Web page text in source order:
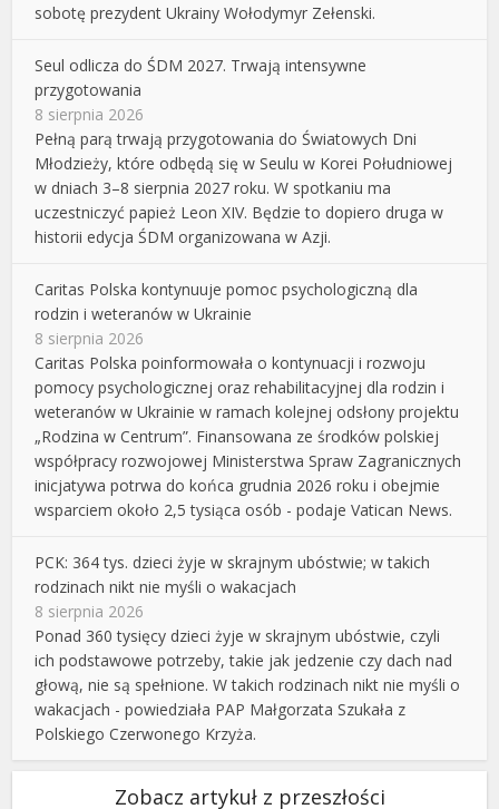
sobotę prezydent Ukrainy Wołodymyr Zełenski.
Seul odlicza do ŚDM 2027. Trwają intensywne
przygotowania
8 sierpnia 2026
Pełną parą trwają przygotowania do Światowych Dni
Młodzieży, które odbędą się w Seulu w Korei Południowej
w dniach 3–8 sierpnia 2027 roku. W spotkaniu ma
uczestniczyć papież Leon XIV. Będzie to dopiero druga w
historii edycja ŚDM organizowana w Azji.
Caritas Polska kontynuuje pomoc psychologiczną dla
rodzin i weteranów w Ukrainie
8 sierpnia 2026
Caritas Polska poinformowała o kontynuacji i rozwoju
pomocy psychologicznej oraz rehabilitacyjnej dla rodzin i
weteranów w Ukrainie w ramach kolejnej odsłony projektu
„Rodzina w Centrum”. Finansowana ze środków polskiej
współpracy rozwojowej Ministerstwa Spraw Zagranicznych
inicjatywa potrwa do końca grudnia 2026 roku i obejmie
wsparciem około 2,5 tysiąca osób - podaje Vatican News.
PCK: 364 tys. dzieci żyje w skrajnym ubóstwie; w takich
rodzinach nikt nie myśli o wakacjach
8 sierpnia 2026
Ponad 360 tysięcy dzieci żyje w skrajnym ubóstwie, czyli
ich podstawowe potrzeby, takie jak jedzenie czy dach nad
głową, nie są spełnione. W takich rodzinach nikt nie myśli o
wakacjach - powiedziała PAP Małgorzata Szukała z
Polskiego Czerwonego Krzyża.
Zobacz artykuł z przeszłości